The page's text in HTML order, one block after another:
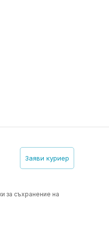
Заяви куриер
за съхранение на